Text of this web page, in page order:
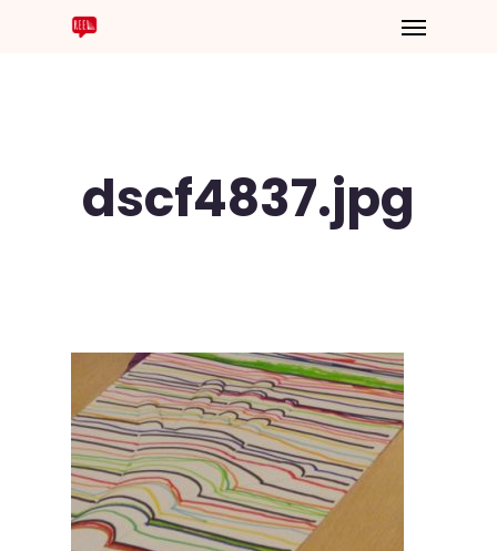
dscf4837.jpg